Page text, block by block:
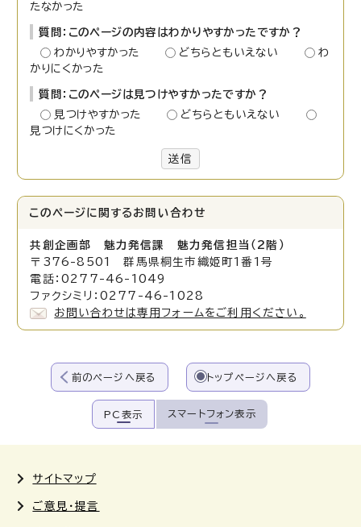
たなかった
質問：このページの内容はわかりやすかったですか？
わかりやすかった
どちらともいえない
わ
かりにくかった
質問：このページは見つけやすかったですか？
見つけやすかった
どちらともいえない
見つけにくかった
送信
このページに関する お問い合わせ
共創企画部 魅力発信課 魅力発信担当（2階）
〒376-8501 群馬県桐生市織姫町1番1号
電話：0277-46-1049
ファクシミリ：0277-46-1028
お問い合わせは専用フォームをご利用ください。
前のページへ戻る トップページへ戻る
PC表示 スマートフォン表示
サイトマップ
ご意見・提言